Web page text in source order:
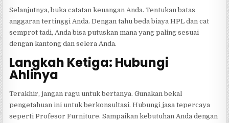
Selanjutnya, buka catatan keuangan Anda. Tentukan batas
anggaran tertinggi Anda. Dengan tahu beda biaya HPL dan cat
semprot tadi, Anda bisa putuskan mana yang paling sesuai
dengan kantong dan selera Anda.
Langkah Ketiga: Hubungi
Ahlinya
Terakhir, jangan ragu untuk bertanya. Gunakan bekal
pengetahuan ini untuk berkonsultasi. Hubungi jasa tepercaya
seperti Profesor Furniture. Sampaikan kebutuhan Anda dengan